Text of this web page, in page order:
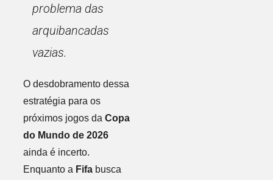
problema das
arquibancadas
vazias.
O desdobramento dessa
estratégia para os
próximos jogos da Copa
do Mundo de 2026
ainda é incerto.
Enquanto a Fifabusca